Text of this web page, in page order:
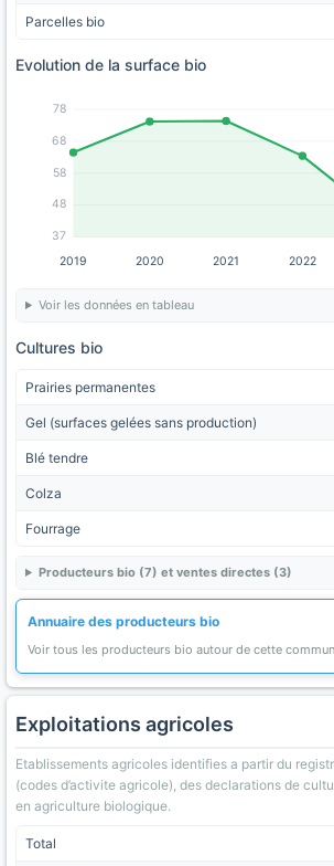
Parcelles bio
Evolution de la surface bio
37
48
58
68
78
2019 2020 2021 2022
Voir les données en tableau
Cultures bio
Prairies permanentes
Gel (surfaces gelées sans production)
Blé tendre
Colza
Fourrage
Producteurs bio (7) et ventes directes (3)
Annuaire des producteurs bio
Voir tous les producteurs bio autour de cette
Exploitations agricoles
Etablissements agricoles identifies a partir du
(codes d’activite agricole), des declarations de
en agriculture biologique.
Total